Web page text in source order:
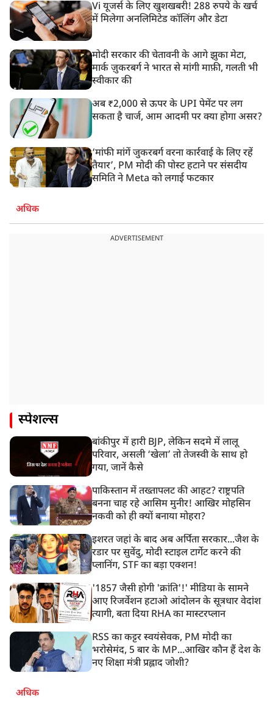
Vi यूजर्स के लिए खुशखबरी! 288 रुपये के खर्च
में मिलेगा अनलिमिटेड कॉलिंग और डेटा
मोदी सरकार की चेतावनी के आगे झुका मेटा,
मार्क ज़ुकरबर्ग ने भारत से मांगी माफ़ी, गलती भी
स्वीकार की
अब ₹2,000 से ऊपर के UPI पेमेंट पर लग
सकता है चार्ज, आम आदमी पर क्या होगा असर?
‘मांफी मांगें जुकरबर्ग वरना कार्रवाई के लिए रहें
तैयार’, PM मोदी की पोस्ट हटाने पर संसदीय
समिति ने Meta को लगाई फटकार
अधिक
ADVERTISEMENT
स्पेशल्स
बांकीपुर में हारी BJP, लेकिन सदमे में लालू
परिवार, असली ‘खेला’ तो तेजस्वी के साथ हो
गया, जानें कैसे
पाकिस्तान में तख्तापलट की आहट? राष्ट्रपति
बनना चाह रहे आसिम मुनीर! आखिर मोहसिन
नकवी को ही क्यों बनाया मोहरा?
इशरत जहां के बाद अब अर्पिता सरकार...जैश के
रडार पर सुवेंदु, मोदी स्टाइल टार्गेट करने की
प्लानिंग, STF का बड़ा एक्शन!
'1857 जैसी होगी 'क्रांति'!' मीडिया के सामने
आए रिजर्वेशन हटाओ आंदोलन के सूत्रधार वेदांश
त्यागी, बता दिया RHA का मास्टरप्लान
RSS का कट्टर स्वयंसेवक, PM मोदी का
भरोसेमंद, 5 बार के MP...आखिर कौन हैं देश के
नए शिक्षा मंत्री प्रह्लाद जोशी?
अधिक